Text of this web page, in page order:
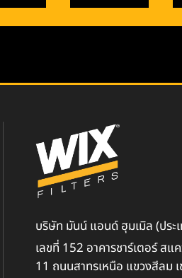
บริษัท มันน์ แอนด์ ฮุมเมิล (ประ
เลขที่ 152 อาคารชาร์เตอร์ ส
11 ถนนสาทรเหนือ แขวงสีลม